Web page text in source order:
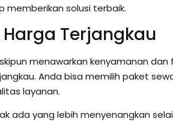
memberikan solusi terbaik.
Harga Terjangkau
menawarkan kenyamanan
Anda bisa memilih paket
layanan.
ada yang lebih menyenangkan